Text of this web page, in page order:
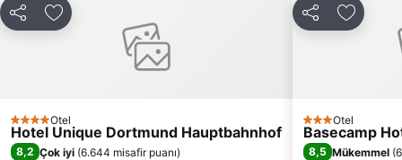
Bedingrade
Westfalenhallen
Casino Hohensyburg
Seaside Beach Baldeney
Höhe
Amber
Paylaş Favorilerime ekle
4 YıldızOtel
Hotel Unique Dortmund Hauptbahnhof
8,2 Çok iyi (6.644 misafir puanı)
Paylaş
3 Yıldız
Otel
Basecamp
8,5 Mükemmel (